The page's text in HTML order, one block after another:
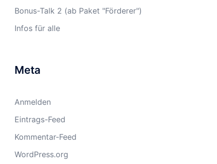
Bonus-Talk 2 (ab Paket "Förderer")
Infos für alle
Meta
Anmelden
Eintrags-Feed
Kommentar-Feed
WordPress.org